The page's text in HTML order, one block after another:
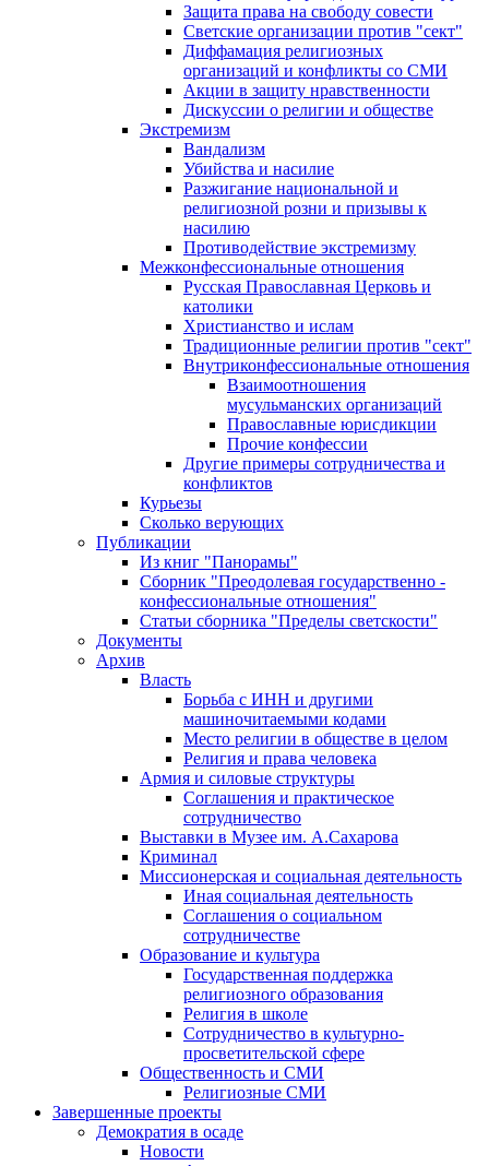
Защита права на свободу совести
Светские организации против "сект"
Диффамация религиозных
организаций и конфликты со СМИ
Акции в защиту нравственности
Дискуссии о религии и обществе
Экстремизм
Вандализм
Убийства и насилие
Разжигание национальной и
религиозной розни и призывы к
насилию
Противодействие экстремизму
Межконфессиональные отношения
Русская Православная Церковь и
католики
Христианство и ислам
Традиционные религии против "сект"
Внутриконфессиональные отношения
Взаимоотношения
мусульманских организаций
Православные юрисдикции
Прочие конфессии
Другие примеры сотрудничества и
конфликтов
Курьезы
Сколько верующих
Публикации
Из книг "Панорамы"
Сборник "Преодолевая государственно -
конфессиональные отношения"
Статьи сборника "Пределы светскости"
Документы
Архив
Власть
Борьба с ИНН и другими
машиночитаемыми кодами
Место религии в обществе в целом
Религия и права человека
Армия и силовые структуры
Соглашения и практическое
сотрудничество
Выставки в Музее им. А.Сахарова
Криминал
Миссионерская и социальная деятельность
Иная социальная деятельность
Соглашения о социальном
сотрудничестве
Образование и культура
Государственная поддержка
религиозного образования
Религия в школе
Сотрудничество в культурно-
просветительской сфере
Общественность и СМИ
Религиозные СМИ
Завершенные проекты
Демократия в осаде
Новости